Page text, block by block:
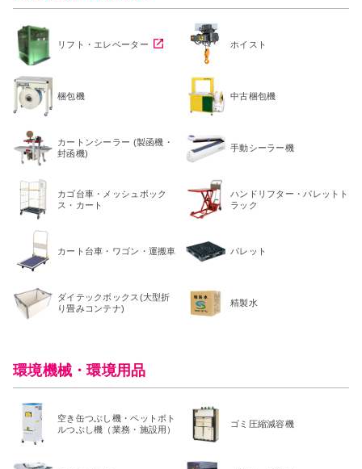
リフト・エレベーター ホイスト
梱包機 中古梱包機
カートンシーラー (製函機・
封函機)
手動シーラー機
カゴ台車・メッシュボック
ス・カート
ハンドリフター・パレットト
ラック
カート台車・ワゴン・運搬車 パレット
ダイテックボックス(大型折
り畳みコンテナ)
精製水
環境機械・環境用品
空き缶つぶし機・ペットボト
ルつぶし機（業務・施設用）
ゴミ圧縮減容機